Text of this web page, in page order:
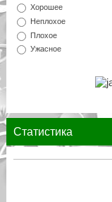
Хорошее
Неплохое
Плохое
Ужасное
Статистика